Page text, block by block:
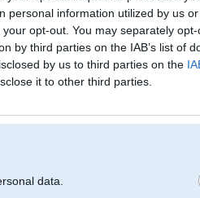
personal information utilized by us
opt-out. You may separately
by third parties on the IAB’s list of
by us to third parties on the
it to other third parties.
data.